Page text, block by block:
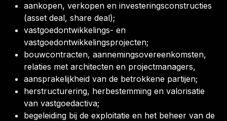
aankopen, verkopen en investeringsconstructies
(asset deal, share deal);
vastgoedontwikkelings- en
vastgoedontwikkelingsprojecten;
bouwcontracten, aannemingsovereenkomsten,
relaties met architecten en projectmanagers,
aansprakelijkheid van de betrokkene partijen;
herstructurering, herbestemming en valorisatie
van vastgoedactiva;
begeleiding bij de exploitatie en het beheer van de